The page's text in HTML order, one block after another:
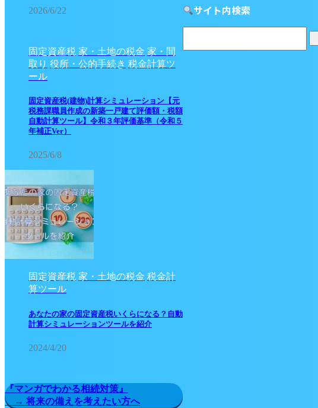
2026/6/22
固定資産税 家・土地の税金 家・間
取り 役所・公的手続き 税金計算ツ
ール
固定資産税(建物)計算シミュレーション【元
税務課職員作成の新築一戸建て評価額・税額
自動計算ツール】令和３年評価基準（令和５
年補正Ver）
2025/6/8
固定資産税 家・土地の税金 税金計
算ツール
あなたの家の固定資産税いくらになる？自動
計算シミュレーションツールを紹介
2024/4/20
『マンガでわかる相続対策』
→ 将来の備えを考えたい方へ
サイト内検索